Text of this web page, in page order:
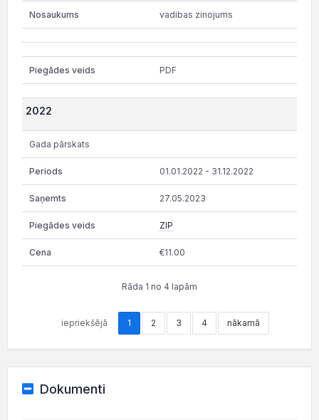
vadibas zinojums
PDF
2022
Gada pārskats
01.01.2022 - 31.12.2022
27.05.2023
ZIP
€11.00
Rāda 1 no 4 lapām
iepriekšējā 1 2 3 4 nākamā
Dokumenti